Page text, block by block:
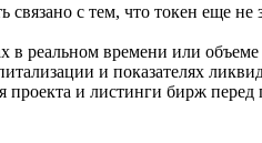
с тем, что токен еще
реальном времени или
и показателях
проекта и листинги бирж